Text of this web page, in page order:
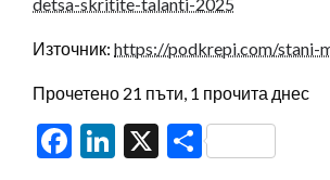
Източник: https://podkrepi.com/stani-
Прочетено 21 пъти, 1 прочита днес
Facebook
LinkedIn
X Share